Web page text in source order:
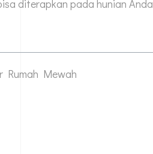
diterapkan pada hunian
Rumah Mewah